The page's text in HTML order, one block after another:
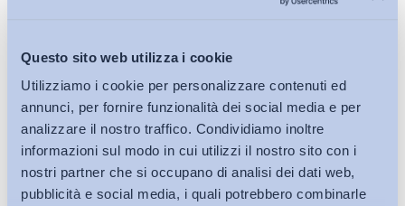
Questo sito web utilizza i cookie
Utilizziamo i cookie per personalizzare contenuti ed
annunci, per fornire funzionalità dei social media e per
analizzare il nostro traffico. Condividiamo inoltre
informazioni sul modo in cui utilizzi il nostro sito con i
nostri partner che si occupano di analisi dei dati web,
pubblicità e social media, i quali potrebbero combinarle